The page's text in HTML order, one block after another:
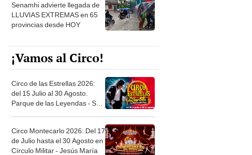
Senamhi advierte llegada de
LLUVIAS EXTREMAS en 65
provincias desde HOY
¡Vamos al Circo!
Circo de las Estrellas 2026:
del 15 Julio al 30 Agosto.
Parque de las Leyendas - San
Circo Montecarlo 2026: Del 17
de Julio hasta el 30 Agosto en
Círculo Militar - Jesús María